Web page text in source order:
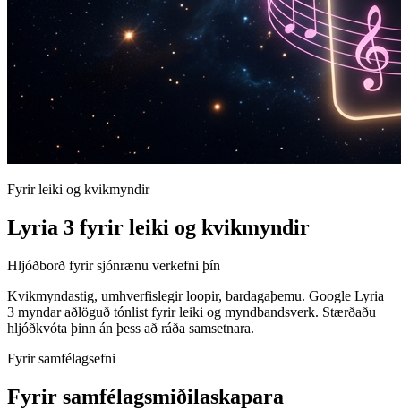
Fyrir leiki og kvikmyndir
Lyria 3 fyrir leiki og kvikmyndir
Hljóðborð fyrir sjónrænu verkefni þín
Kvikmyndastig, umhverfislegir loopir, bardagaþemu. Google Lyria
3 myndar aðlöguð tónlist fyrir leiki og myndbandsverk. Stærðaðu
hljóðkvóta þinn án þess að ráða samsetnara.
Fyrir samfélagsefni
Fyrir samfélagsmiðilaskapara